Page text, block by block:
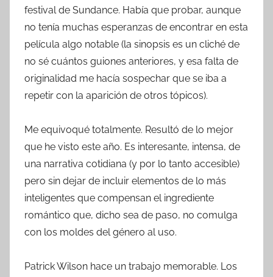
festival de Sundance. Había que probar, aunque
no tenía muchas esperanzas de encontrar en esta
película algo notable (la sinopsis es un cliché de
no sé cuántos guiones anteriores, y esa falta de
originalidad me hacía sospechar que se iba a
repetir con la aparición de otros tópicos).
Me equivoqué totalmente. Resultó de lo mejor
que he visto este año. Es interesante, intensa, de
una narrativa cotidiana (y por lo tanto accesible)
pero sin dejar de incluir elementos de lo más
inteligentes que compensan el ingrediente
romántico que, dicho sea de paso, no comulga
con los moldes del género al uso.
Patrick Wilson hace un trabajo memorable. Los